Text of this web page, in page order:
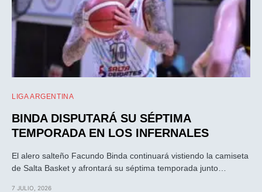
LIGA ARGENTINA
BINDA DISPUTARÁ SU SÉPTIMA
TEMPORADA EN LOS INFERNALES
El alero salteño Facundo Binda continuará vistiendo la camiseta
de Salta Basket y afrontará su séptima temporada junto…
7 JULIO, 2026